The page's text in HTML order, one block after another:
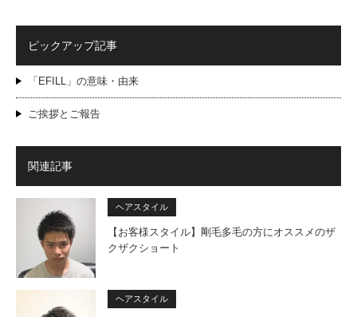
ピックアップ記事
「EFILL」の意味・由来
ご挨拶とご報告
関連記事
ヘアスタイル
【お客様スタイル】剛毛多毛の方にオススメのザ
クザクショート
ヘアスタイル